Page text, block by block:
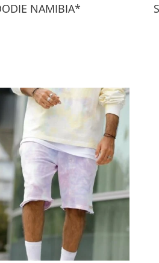
NAMIBIA*